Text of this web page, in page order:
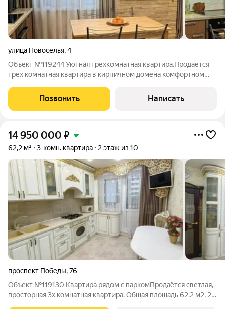
улица Новоселья,4
Объект №119244 Уютная трехкомнатная квартира.Продается
трех комнатная квартира в кирпичном домена комфортном
ремонт. Окна выходят во двор и на частный сектор. Есть
кладовая, где можно хранить овощи,
Позвонить Написать
14 950 000 ₽
62,2 м² 3-комн. квартира 2 этаж из 10
проспект Победы,76
Объект №119130 Квартира рядом с паркомПродаётся светлая,
просторная 3х комнатная квартира. Общая площадь 62.2 м2, 2